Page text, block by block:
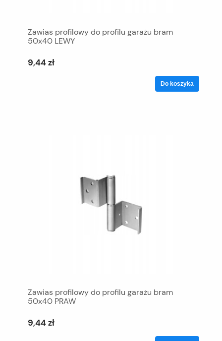
Zawias profilowy do profilu garażu bram
50x40 LEWY
9,44 zł
Do koszyka
Zawias profilowy do profilu garażu bram
50x40 PRAW
9,44 zł